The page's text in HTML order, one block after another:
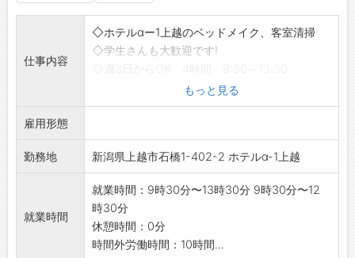
仕事内容
◇ホテルαー1上越のベッドメイク、客室清掃
◇学生さんも大歓迎です!
ホテル客室内のゴミ回収・シーツ取替え・シー
ツ張り・浴室・ト
の補充・備品の在
庫管理等
黙々と作業する仕事で接客などはほぼありませ
ん。自分のペース
で仕事が進められます。未経験者でも1から指導
致しますので、
プロのお掃除技術が身につきます。
もっと見る
雇用形態
勤務地 新潟県上越市石橋1-402-2 ホテルα-1上越
就業時間
就業時間：9時30分〜13時30分 9時30分〜12
時30分
休憩時間：0分
時間外労働時間：10時間...